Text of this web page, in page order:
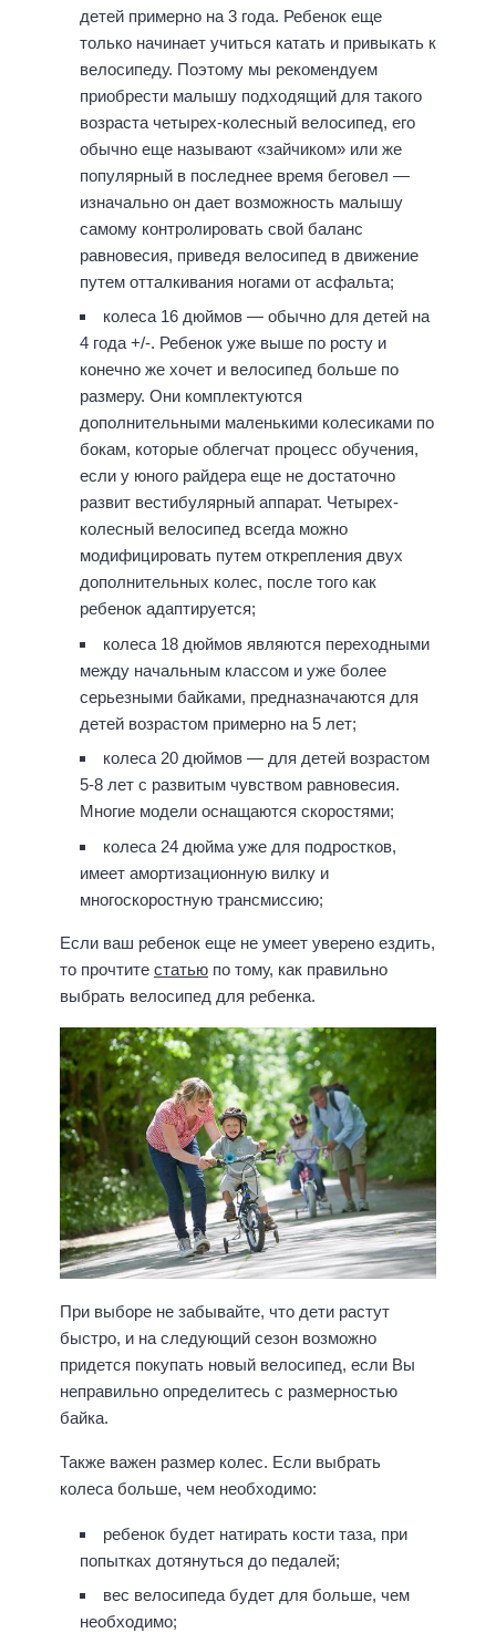
детей примерно на 3 года. Ребенок еще
только начинает учиться катать и привыкать к
велосипеду. Поэтому мы рекомендуем
приобрести малышу подходящий для такого
возраста четырех-колесный велосипед, его
обычно еще называют «зайчиком» или же
популярный в последнее время беговел —
изначально он дает возможность малышу
самому контролировать свой баланс
равновесия, приведя велосипед в движение
путем отталкивания ногами от асфальта;
колеса 16 дюймов — обычно для детей на
4 года +/-. Ребенок уже выше по росту и
конечно же хочет и велосипед больше по
размеру. Они комплектуются
дополнительными маленькими колесиками по
бокам, которые облегчат процесс обучения,
если у юного райдера еще не достаточно
развит вестибулярный аппарат. Четырех-
колесный велосипед всегда можно
модифицировать путем открепления двух
дополнительных колес, после того как
ребенок адаптируется;
колеса 18 дюймов являются переходными
между начальным классом и уже более
серьезными байками, предназначаются для
детей возрастом примерно на 5 лет;
колеса 20 дюймов — для детей возрастом
5-8 лет с развитым чувством равновесия.
Многие модели оснащаются скоростями;
колеса 24 дюйма уже для подростков,
имеет амортизационную вилку и
многоскоростную трансмиссию;
Если ваш ребенок еще не умеет уверено ездить,
то прочтите статью по тому, как правильно
выбрать велосипед для ребенка.
При выборе не забывайте, что дети растут
быстро, и на следующий сезон возможно
придется покупать новый велосипед, если Вы
неправильно определитесь с размерностью
байка.
Также важен размер колес. Если выбрать
колеса больше, чем необходимо:
ребенок будет натирать кости таза, при
попытках дотянуться до педалей;
вес велосипеда будет для больше, чем
необходимо;